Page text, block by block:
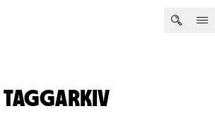
TAGGARKIV